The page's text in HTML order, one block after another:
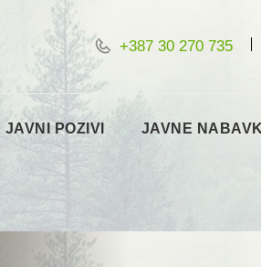
+387 30 270 735
JAVNI POZIVI JAVNE